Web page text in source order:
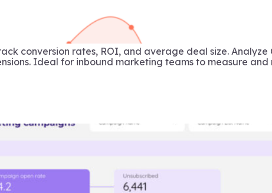
conversion rates, ROI, and average deal size. Analyze
Ideal for inbound marketing teams to measure and